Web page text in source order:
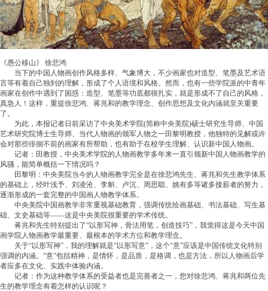
《愚公移山》 徐悲鸿
当下的中国人物画创作风格多样、气象博大，不少画家也对造型、笔墨及艺术语
言等有着自己独到的理解，形成了个人语境和风格。然而，也有一些学院派的中青年
画家在创作中遇到了困惑：造型、笔墨等功底都很扎实，就是形成不了自己的风格，
真急人！这样，重提徐悲鸿、蒋兆和的教学理念、创作思想及文化内涵就至关重要
了。
为此，本报记者日前采访了中央美术学院(简称中央美院)硕士研究生导师、中国
艺术研究院博士生导师、当代人物画的领军人物之一田黎明教授，他独特的见解或许
会对那些徘徊不前的画家有所帮助，也有助于在校学生理解、认识新中国人物画。
记者：田教授，中央美术学院的人物画教学多年来一直引领新中国人物画教学的
风骚，能简单概括一下情况吗？
田黎明：中央美院当今的人物画教学完全是在徐悲鸿先生、蒋兆和先生教学体系
的基础上，经叶浅予、刘凌沧、李斛、卢沉、周思聪、姚有多等诸多接薪者的努力，
逐渐形成的一套完整的中国画人物教学体系。
中央美院中国画教学非常重视基础教育，强调传统绘画基础、书法基础、写生基
础、文史基础等——这是中央美院很重要的学术传统。
蒋兆和先生特别提出了“以形写神，骨法用笔，创造技巧”，我觉得这是今天中国
画学院人物画教学最重要、最根本的学术方位和教学理念。
关于“以形写神”，我的理解就是“以形写意”，这个“意”应该是中国传统文化特别
强调的内涵。“意”包括精神，是情怀，是品质，是格调，也是方法，所以人物画后学
者应多在文化、实践中体验内涵。
记者：作为这种教学体系的受益者也是完善者之一，您对徐悲鸿、蒋兆和两位先
生的教学理念有着怎样的认识呢？